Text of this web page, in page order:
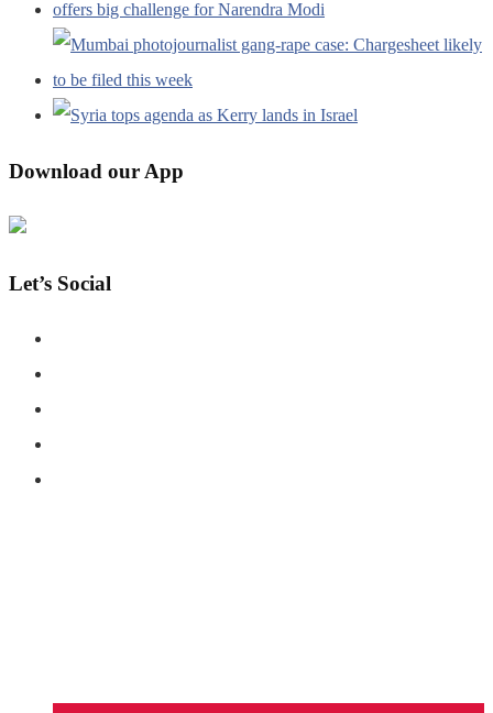
Download our App
Let’s Social